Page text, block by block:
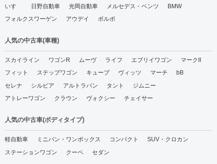
いすゞ
日野自動車 光岡自動車 メルセデス・ベンツ
BMW
フォルクスワーゲン
アウデイ ボルボ
人気の中古車(車種)
スカイライン ワゴンR ムーヴ ライフ エブリイワゴン
マークII
フィット
ステップワゴン キューブ ヴィッツ マーチ
bB
セレナ
シルビア アルトラパン タント
ジムニー
アトレーワゴン
クラウン ヴォクシー チェイサー
人気の中古車(ボディタイプ)
軽自動車 ミニバン・ワンボックス コンパクト
SUV・クロカン
ステーションワゴン
クーペ セダン